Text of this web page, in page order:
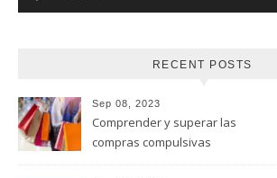
RECENT POSTS
Sep 08, 2023
Comprender y superar las
compras compulsivas